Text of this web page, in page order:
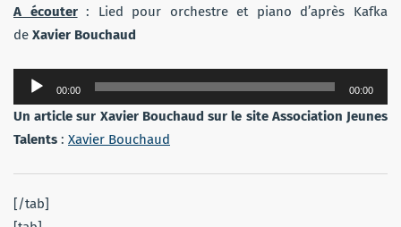
A écouter: Lied pour orchestre et piano d’après Kafka
de Xavier Bouchaud
Lecteur
audio
00:00 00:00
Un article sur Xavier Bouchaud sur le site Association Jeunes
Talents : Xavier Bouchaud
[/tab]